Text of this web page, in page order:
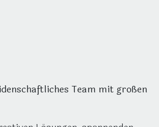
Team mit großen